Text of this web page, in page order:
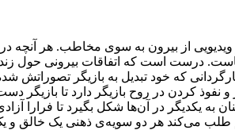
ویدیویی از بیرون به سوی مخاطب. هر
درست است که اتفاقات بیرونی حول
که خود تبدیل به بازیگر تصوراتش
و نفوذ کردن در روح بازیگر دارد تا
یکدیگر در آن‌ها شکل بگیرد تا فرارا
طلب می‌کند هر دو سویه‌ی ذهنی یک خالق و